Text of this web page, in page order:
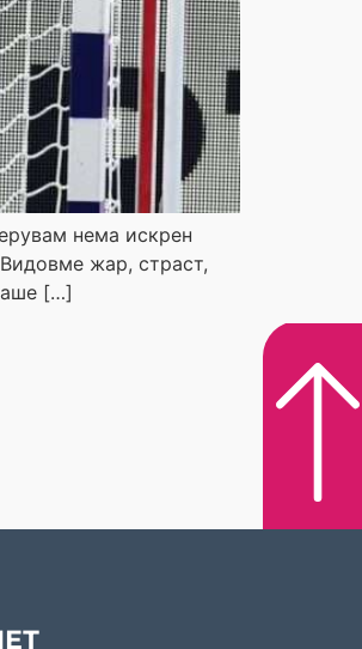
нема искрен
жар, страст,
[…]